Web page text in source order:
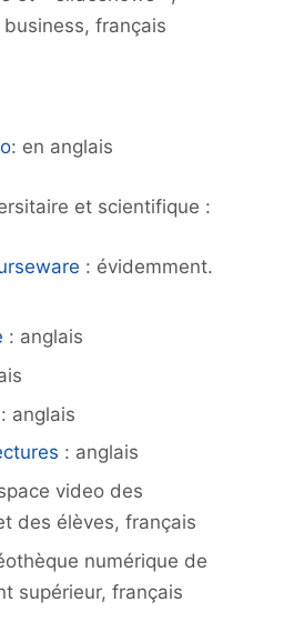
français
: en anglais
et scientifique :
: évidemment.
: anglais
anglais
: anglais
video des
des élèves, français
numérique de
supérieur, français